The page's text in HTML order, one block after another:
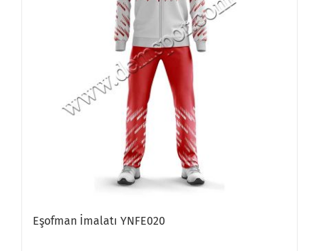
Eşofman İmalatı YNFE020